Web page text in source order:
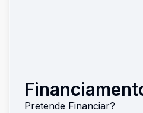
Pretende Financiar?